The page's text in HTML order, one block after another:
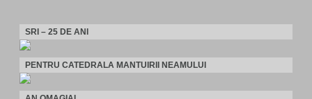
SRI – 25 DE ANI
PENTRU CATEDRALA MANTUIRII NEAMULUI